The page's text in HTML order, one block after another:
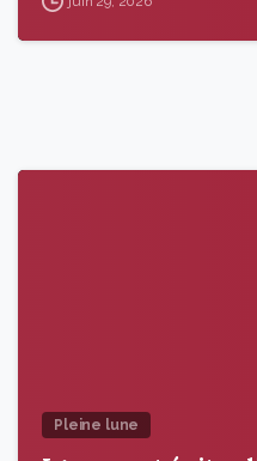
Pleine lune